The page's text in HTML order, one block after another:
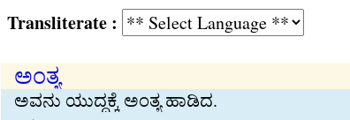
Transliterate :
ಅಂತ್ಯ
ಅವನು ಯುದ್ಧಕ್ಕೆ ಅಂತ್ಯ ಹಾಡಿದ.